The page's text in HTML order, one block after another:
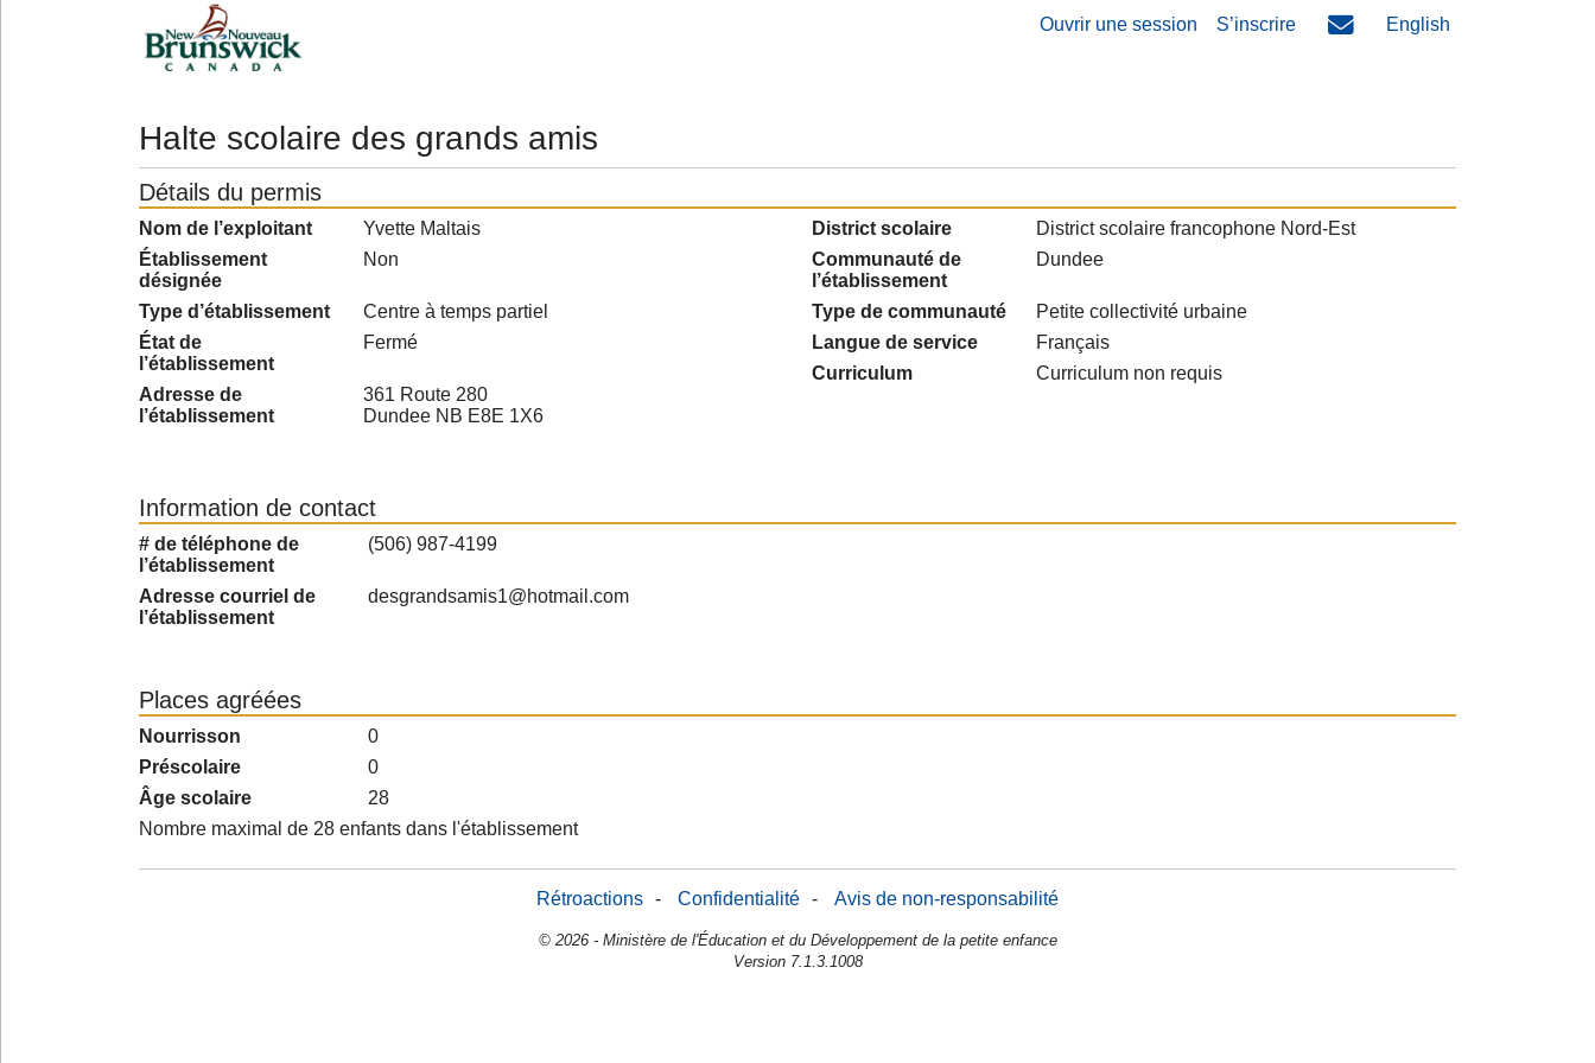
Ouvrir une session S’inscrire English
Halte scolaire des grands amis
Détails du permis
Nom de l’exploitant
Yvette Maltais
Établissement
désignée
Non
Type d’établissement
Centre à temps partiel
État de
l’établissement
Fermé
Adresse de
l’établissement
361 Route 280
Dundee NB E8E 1X6
District scolaire
District scolaire francophone Nord-Est
Communauté de
l’établissement
Dundee
Type de communauté
Petite collectivité urbaine
Langue de service
Français
Curriculum
Curriculum non requis
Information de contact
# de téléphone de
l’établissement
(506) 987-4199
Adresse courriel de
l’établissement
desgrandsamis1@hotmail.com
Places agréées
Nourrisson
0
Préscolaire
0
Âge scolaire
28
Nombre maximal de 28 enfants dans l'établissement
Rétroactions - Confidentialité - Avis de non-responsabilité
© 2026 - Ministère de l'Éducation et du Développement de la petite enfance
Version 7.1.3.1008